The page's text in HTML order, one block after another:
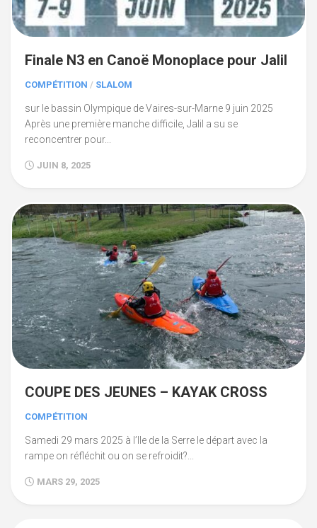
Finale N3 en Canoë Monoplace pour Jalil
COMPÉTITION / SLALOM
sur le bassin Olympique de Vaires-sur-Marne 9 juin 2025
Après une première manche difficile, Jalil a su se
reconcentrer pour...
JUIN 8, 2025
COUPE DES JEUNES – KAYAK CROSS
COMPÉTITION
Samedi 29 mars 2025 à l’Ile de la Serre le départ avec la
rampe on réfléchit ou on se refroidit?...
MARS 29, 2025